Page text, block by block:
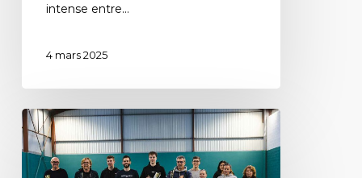
intense entre…
4 mars 2025